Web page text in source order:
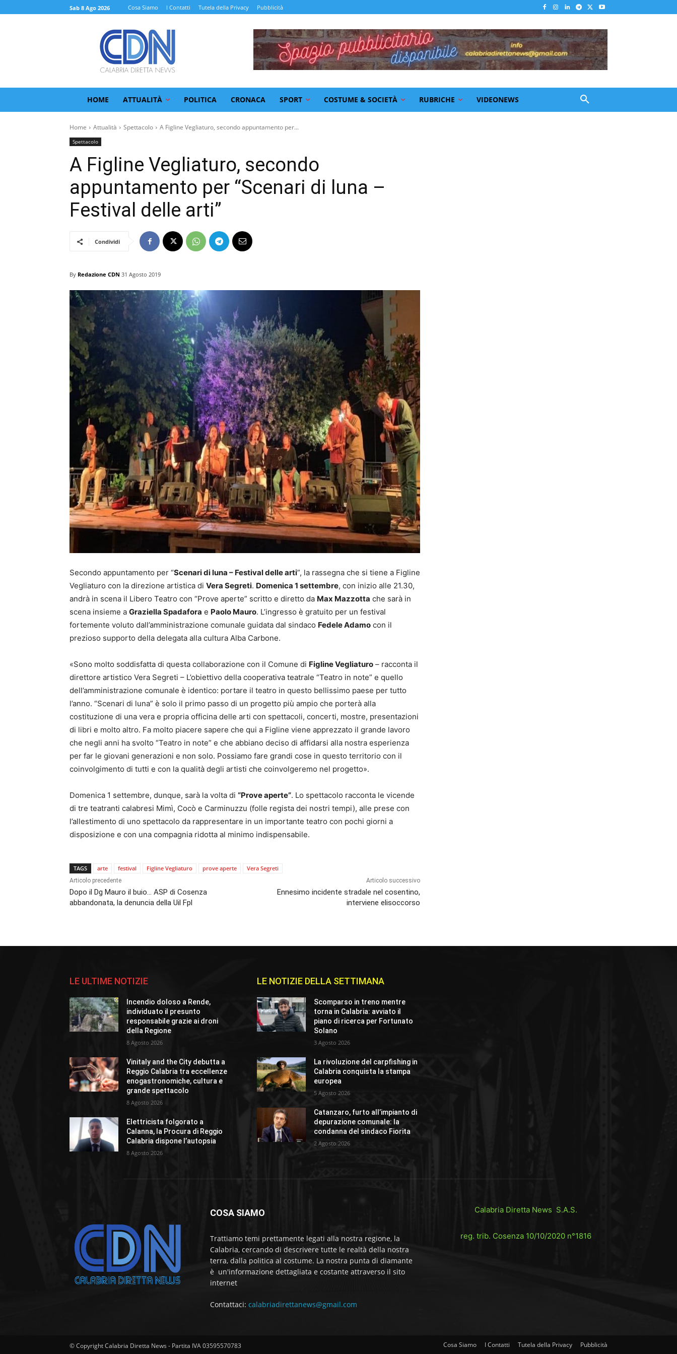
Sab 8 Ago 2026 Cosa Siamo I Contatti Tutela della Privacy Pubblicità
HOME ATTUALITÀ POLITICA CRONACA SPORT COSTUME & SOCIETÀ RUBRICHE VIDEONEWS
Home Attualità Spettacolo A Figline Vegliaturo, secondo appuntamento per...
Spettacolo
A Figline Vegliaturo, secondo
appuntamento per “Scenari di luna –
Festival delle arti”
Condividi
By Redazione CDN 31 Agosto 2019
Secondo appuntamento per “Scenari di luna – Festival delle arti”, la rassegna che si tiene a Figline
Vegliaturo con la direzione artistica di Vera Segreti. Domenica 1 settembre, con inizio alle 21.30,
andrà in scena il Libero Teatro con “Prove aperte” scritto e diretto da Max Mazzotta che sarà in
scena insieme a Graziella Spadafora e Paolo Mauro. L’ingresso è gratuito per un festival
fortemente voluto dall’amministrazione comunale guidata dal sindaco Fedele Adamo con il
prezioso supporto della delegata alla cultura Alba Carbone.
«Sono molto soddisfatta di questa collaborazione con il Comune di Figline Vegliaturo – racconta il
direttore artistico Vera Segreti – L’obiettivo della cooperativa teatrale “Teatro in note” e quello
dell’amministrazione comunale è identico: portare il teatro in questo bellissimo paese per tutto
l’anno. “Scenari di luna” è solo il primo passo di un progetto più ampio che porterà alla
costituzione di una vera e propria officina delle arti con spettacoli, concerti, mostre, presentazioni
di libri e molto altro. Fa molto piacere sapere che qui a Figline viene apprezzato il grande lavoro
che negli anni ha svolto “Teatro in note” e che abbiano deciso di affidarsi alla nostra esperienza
per far le giovani generazioni e non solo. Possiamo fare grandi cose in questo territorio con il
coinvolgimento di tutti e con la qualità degli artisti che coinvolgeremo nel progetto».
Domenica 1 settembre, dunque, sarà la volta di “Prove aperte”. Lo spettacolo racconta le vicende
di tre teatranti calabresi Mimì, Cocò e Carminuzzu (folle regista dei nostri tempi), alle prese con
l’allestimento di uno spettacolo da rappresentare in un importante teatro con pochi giorni a
disposizione e con una compagnia ridotta al minimo indispensabile.
TAGS arte festival Figline Vegliaturo prove aperte Vera Segreti
Articolo precedente
Dopo il Dg Mauro il buio… ASP di Cosenza
abbandonata, la denuncia della Uil Fpl
Articolo successivo
Ennesimo incidente stradale nel cosentino,
interviene elisoccorso
LE ULTIME NOTIZIE
Incendio doloso a Rende,
individuato il presunto
responsabile grazie ai droni
della Regione
8 Agosto 2026
Vinitaly and the City debutta a
Reggio Calabria tra eccellenze
enogastronomiche, cultura e
grande spettacolo
8 Agosto 2026
Elettricista folgorato a
Calanna, la Procura di Reggio
Calabria dispone l’autopsia
8 Agosto 2026
LE NOTIZIE DELLA SETTIMANA
Scomparso in treno mentre
torna in Calabria: avviato il
piano di ricerca per Fortunato
Solano
3 Agosto 2026
La rivoluzione del carpfishing in
Calabria conquista la stampa
europea
5 Agosto 2026
Catanzaro, furto all’impianto di
depurazione comunale: la
condanna del sindaco Fiorita
2 Agosto 2026
COSA SIAMO
Trattiamo temi prettamente legati alla nostra regione, la
Calabria, cercando di descrivere tutte le realtà della nostra
terra, dalla politica al costume. La nostra punta di diamante
è un'informazione dettagliata e costante attraverso il sito
internet
Contattaci: calabriadirettanews@gmail.com
Calabria Diretta News S.A.S.
reg. trib. Cosenza 10/10/2020 n°1816
© Copyright Calabria Diretta News - Partita IVA 03595570783 Cosa Siamo I Contatti Tutela della Privacy Pubblicità